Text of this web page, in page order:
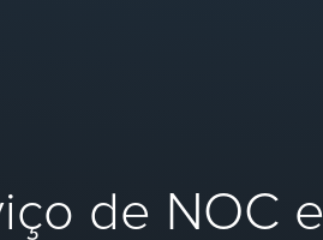
de NOC e